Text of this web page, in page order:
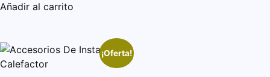
Añadir al carrito
¡Oferta!